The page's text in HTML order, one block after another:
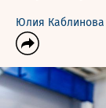
Юлия Каблинова